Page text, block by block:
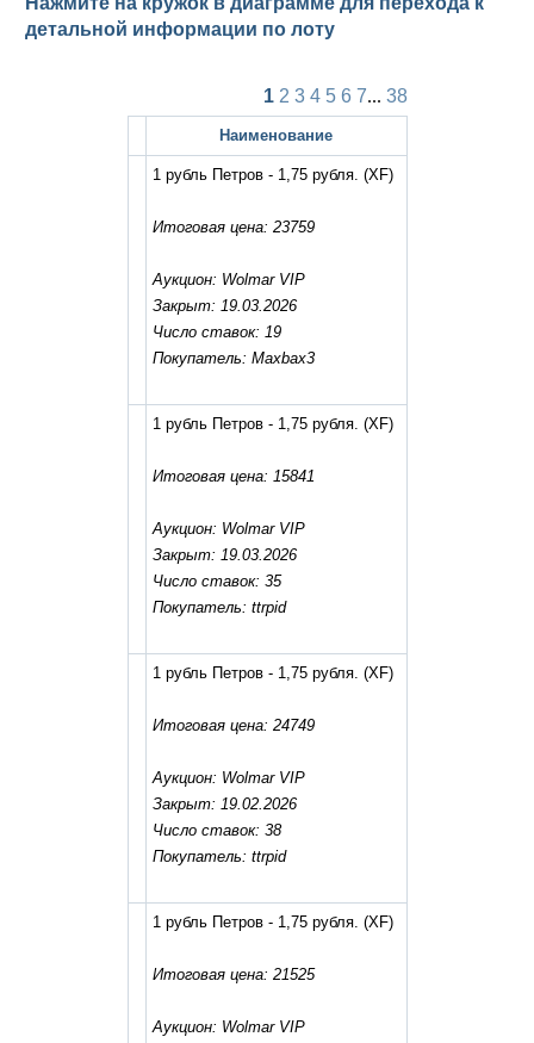
детальной информации по лоту
1 2 3 4 5 6 7... 38
Наименование
1 рубль Петров - 1,75 рубля. (XF)
Итоговая цена: 23759
Аукцион: Wolmar VIP
Закрыт: 19.03.2026
Число ставок: 19
Покупатель: Maxbax3
1 рубль Петров - 1,75 рубля. (XF)
Итоговая цена: 15841
Аукцион: Wolmar VIP
Закрыт: 19.03.2026
Число ставок: 35
Покупатель: ttrpid
1 рубль Петров - 1,75 рубля. (XF)
Итоговая цена: 24749
Аукцион: Wolmar VIP
Закрыт: 19.02.2026
Число ставок: 38
Покупатель: ttrpid
1 рубль Петров - 1,75 рубля. (XF)
Итоговая цена: 21525
Аукцион: Wolmar VIP